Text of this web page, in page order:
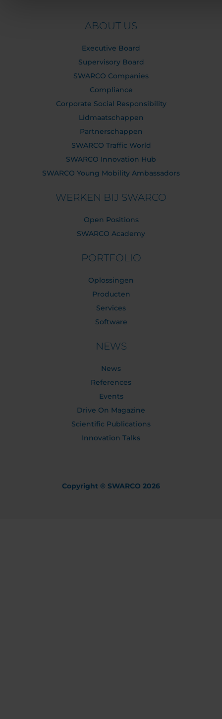
ABOUT US
Executive Board
Supervisory Board
SWARCO Companies
Compliance
Corporate Social Responsibility
Lidmaatschappen
Partnerschappen
SWARCO Traffic World
SWARCO Innovation Hub
SWARCO Young Mobility Ambassadors
WERKEN BIJ SWARCO
Open Positions
SWARCO Academy
PORTFOLIO
Oplossingen
Producten
Services
Software
NEWS
News
References
Events
Drive On Magazine
Scientific Publications
Innovation Talks
Copyright © SWARCO 2026